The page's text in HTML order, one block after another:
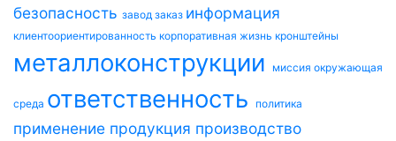
безопасность завод заказ информация
клиентоориентированность корпоративная жизнь кронштейны
металлоконструкции миссия окружающая
среда ответственность политика
применение продукция производство